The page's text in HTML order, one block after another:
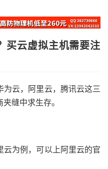
买云虚拟主机需要注
为云，阿里云，腾讯云这三
缝中求生存。
云为例，可以上阿里云的官